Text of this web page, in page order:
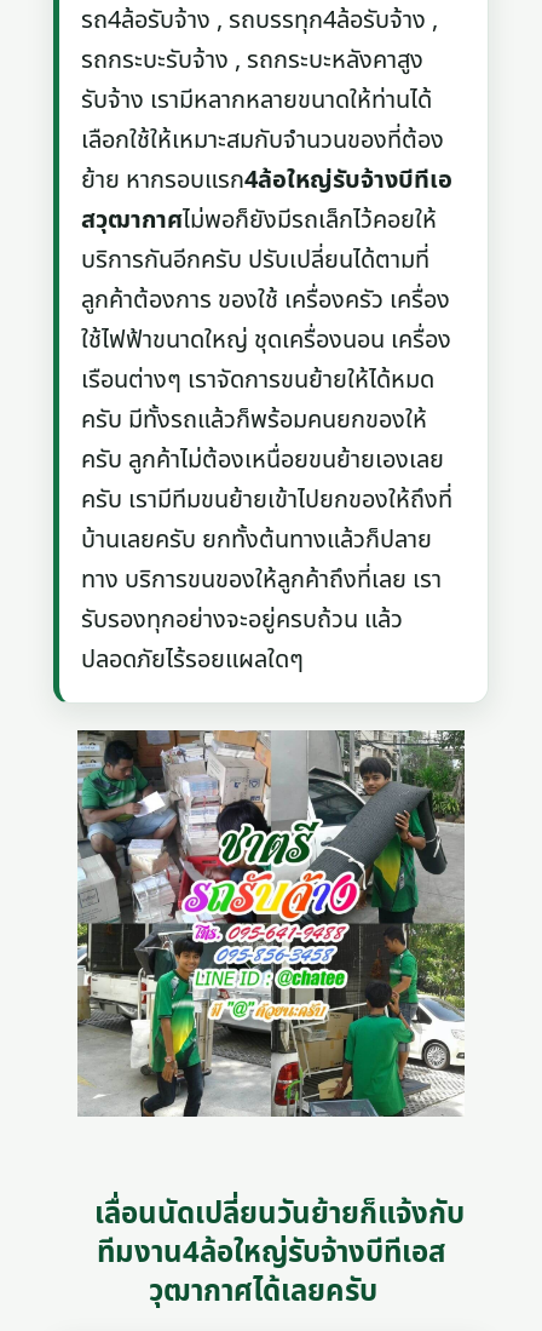
รถ4ล้อรับจ้าง , รถบรรทุก4ล้อรับจ้าง ,
รถกระบะรับจ้าง , รถกระบะหลังคาสูง
รับจ้าง เรามีหลากหลายขนาดให้ท่านได้
เลือกใช้ให้เหมาะสมกับจำนวนของที่ต้อง
ย้าย หากรอบแรก4ล้อใหญ่รับจ้างบีทีเอ
สวุฒากาศไม่พอก็ยังมีรถเล็กไว้คอยให้
บริการกันอีกครับ ปรับเปลี่ยนได้ตามที่
ลูกค้าต้องการ ของใช้ เครื่องครัว เครื่อง
ใช้ไฟฟ้าขนาดใหญ่ ชุดเครื่องนอน เครื่อง
เรือนต่างๆ เราจัดการขนย้ายให้ได้หมด
ครับ มีทั้งรถแล้วก็พร้อมคนยกของให้
ครับ ลูกค้าไม่ต้องเหนื่อยขนย้ายเองเลย
ครับ เรามีทีมขนย้ายเข้าไปยกของให้ถึงที่
บ้านเลยครับ ยกทั้งต้นทางแล้วก็ปลาย
ทาง บริการขนของให้ลูกค้าถึงที่เลย เรา
รับรองทุกอย่างจะอยู่ครบถ้วน แล้ว
ปลอดภัยไร้รอยแผลใดๆ
เลื่อนนัดเปลี่ยนวันย้ายก็แจ้งกับ
ทีมงาน4ล้อใหญ่รับจ้างบีทีเอส
วุฒากาศได้เลยครับ